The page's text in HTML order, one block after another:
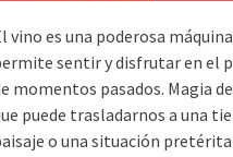
vino es una poderosa
sentir y disfrutar en el
momentos pasados. Magia
puede trasladarnos a una
o una situación